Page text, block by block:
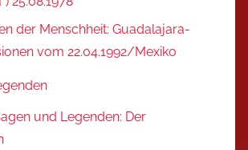
der Menschheit: Guadalajara-
vom 22.04.1992/Mexiko
und Legenden: Der